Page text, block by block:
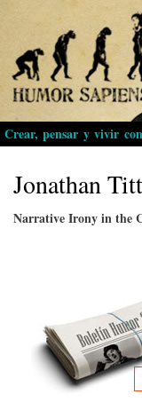
Crear, pensar y vivir
Jonathan
Narrative Irony in the